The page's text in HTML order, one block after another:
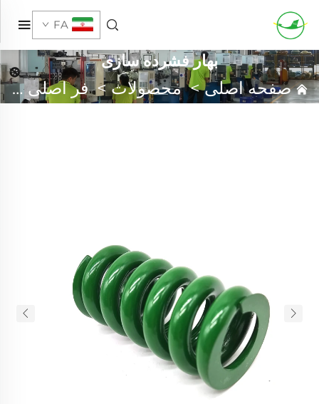
FA
بهار فشرده سازی
صفحه اصلی>محصولات>فر اصلی سفارشی